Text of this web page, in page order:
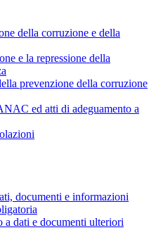
della corruzione e della
e la repressione della
prevenzione della corruzione
ed atti di adeguamento a
documenti e informazioni
a dati e documenti ulteriori